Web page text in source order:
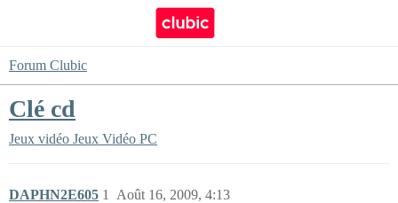
Forum Clubic
Clé cd
Jeux vidéo Jeux Vidéo PC
DAPHN2E605 Août 16, 2009, 4:13
1